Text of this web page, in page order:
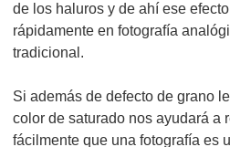
de los haluros y de ahí ese
rápidamente en fotografía
tradicional.
Si además de defecto de grano
color de saturado nos ayudará a
fácilmente que una fotografía es